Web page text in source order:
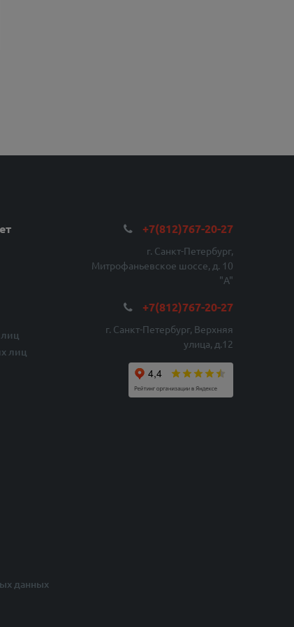
лиц
+7(812)767-20-27
г. Санкт-Петербург,
Митрофаньевское шоссе, д. 10
"A"
+7(812)767-20-27
г. Санкт-Петербург, Верхняя
улица, д.12
данных